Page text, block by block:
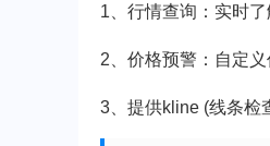
1、行情查询：实时了
2、价格预警：自定
3、提供kline (线条检